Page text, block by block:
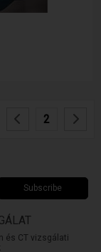
2
Subscribe
és CT vizsgálati